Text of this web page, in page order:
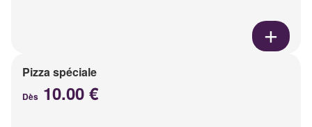
Pizza spéciale
Dès 10.00 €